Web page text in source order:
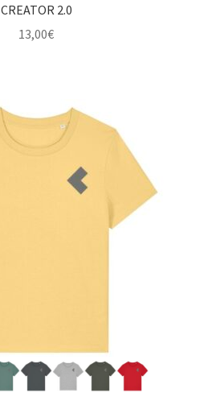
CREATOR 2.0
13,00€